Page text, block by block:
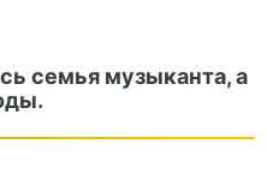
семья музыканта, а